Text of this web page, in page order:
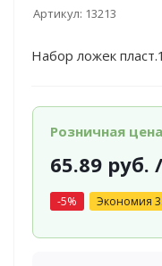
Артикул: 13213
Набор ложек
Розничная цена
65.89руб.
-5% Экономия